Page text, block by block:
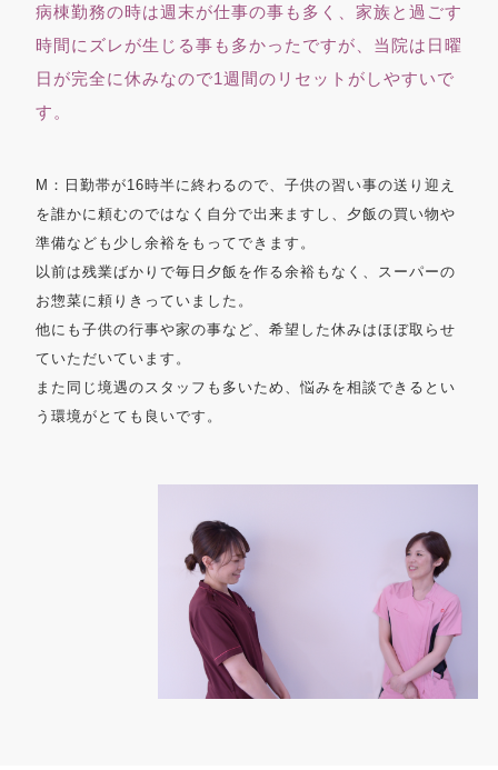
病棟勤務の時は週末が仕事の事も多く、家族と過ごす
時間にズレが生じる事も多かったですが、当院は日曜
日が完全に休みなので1週間のリセットがしやすいで
す。
M：日勤帯が16時半に終わるので、子供の習い事の送り迎え
を誰かに頼むのではなく自分で出来ますし、夕飯の買い物や
準備なども少し余裕をもってできます。
以前は残業ばかりで毎日夕飯を作る余裕もなく、スーパーの
お惣菜に頼りきっていました。
他にも子供の行事や家の事など、希望した休みはほぼ取らせ
ていただいています。
また同じ境遇のスタッフも多いため、悩みを相談できるとい
う環境がとても良いです。